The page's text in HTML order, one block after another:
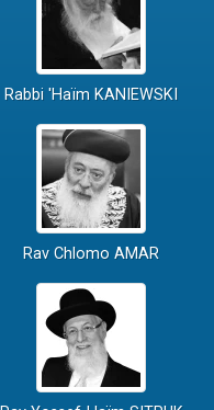
Rabbi 'Haïm KANIEWSKI
Rav Chlomo AMAR